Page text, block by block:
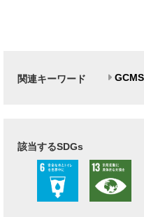
関連キーワード GCMS
該当するSDGs